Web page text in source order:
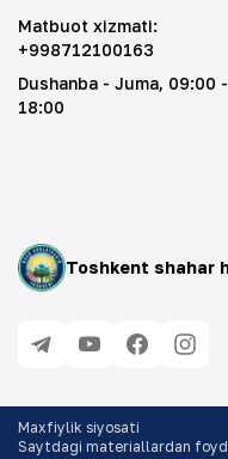
Toshkent shahar
Matbuot xizmati:
+998712100163
Dushanba - Juma, 09:00 -
18:00
Maxfiylik siyosati
Saytdagi materiallardan